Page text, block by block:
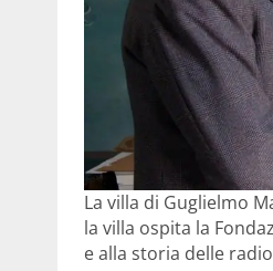
La villa di Guglielmo
la villa ospita la
e alla storia delle